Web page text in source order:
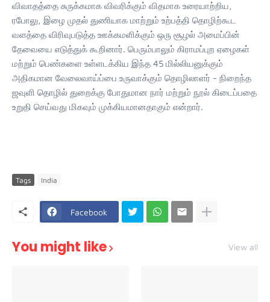
விவாதத்தை சுருக்கமாக விவரிக்கும் விதமாக உரையாற்றிய,
ரபோலு, இழை முதல் துணியாக மாற்றும் உற்பத்தி தொழிற்கூட
வளத்தை விரிவுபடுத்த ஊக்கமளிக்கும் ஒரு சூழல் அமைப்பின்
தேவையை எடுத்துக் கூறினார். பெரும்பாலும் கிராமப்புற ஏழைகள்
மற்றும் பெண்களை உள்ளடக்கிய இந்த 45 மில்லியனுக்கும்
அதிகமான வேலைவாய்ப்பை உருவாக்கும் தொழிலாளர் - நிறைந்த
ஜவுளி தொழில் துறைக்கு போதுமான நார் மற்றும் நூல் கிடைப்பதை
உறுதி செய்வது மிகவும் முக்கியமானதாகும் என்றார்.
Tags India
Facebook
You might like View all